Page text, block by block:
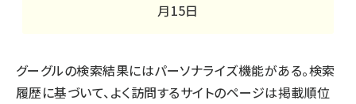
月15日
グーグルの検索結果にはパーソナライズ機能がある。検索
履歴に基づいて、よく訪問するサイトのページは掲載順位